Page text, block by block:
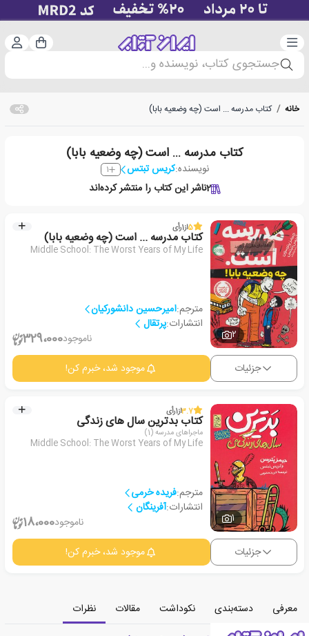
دسته‌بندی سبد
جستجوی کتاب، نویسنده و...
خانه / کتاب مدرسه ... است (چه وضعیه بابا)
کتاب مدرسه ... است (چه وضعیه بابا)
نویسنده:کریس تبتس 1
2ناشر این کتاب را منتشر کرده‌اند
2
5از1رأی
کتاب مدرسه ... است (چه وضعیه بابا)
Middle School: The Worst Years of My Life
مترجم:امیرحسین دانشورکیان
انتشارات:پرتقال
ناموجود329،000
جزئیات موجود شد، خبرم کن!
1
3.7از1رأی
کتاب بدترین سال های زندگی
ماجراهای مدرسه (1)
Middle School: The Worst Years of My Life
مترجم:فریده خرمی
انتشارات:آفرینگان
ناموجود18،000
جزئیات موجود شد، خبرم کن!
معرفی دسته‌بندی نکوداشت مقالات
نظرات